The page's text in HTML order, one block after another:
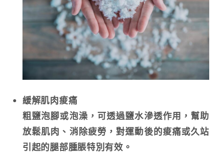
緩解肌肉痠痛
粗鹽泡腳或泡澡，可透過鹽水滲透作用，幫助
放鬆肌肉、消除疲勞，對運動後的痠痛或久站
引起的腿部腫脹特別有效。